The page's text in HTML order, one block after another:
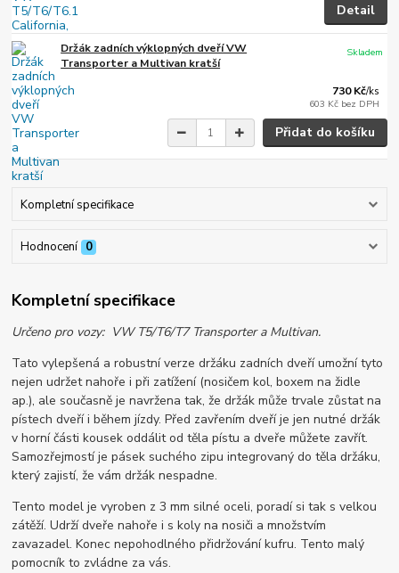
Detail
Držák zadních výklopných dveří VW
Transporter a Multivan kratší
730 Kč/ks
603 Kč bez DPH
Skladem
Přidat do košíku
Kompletní specifikace
Hodnocení 0
Kompletní specifikace
Určeno pro vozy: VW T5/T6/T7 Transporter a Multivan.
Tato vylepšená a robustní verze držáku zadních dveří umožní tyto
nejen udržet nahoře i při zatížení (nosičem kol, boxem na židle
ap.), ale současně je navržena tak, že držák může trvale zůstat na
pístech dveří i během jízdy. Před zavřením dveří je jen nutné držák
v horní části kousek oddálit od těla pístu a dveře můžete zavřít.
Samozřejmostí je pásek suchého zipu integrovaný do těla držáku,
který zajistí, že vám držák nespadne.
Tento model je vyroben z 3 mm silné oceli, poradí si tak s velkou
zátěží. Udrží dveře nahoře i s koly na nosiči a množstvím
zavazadel. Konec nepohodlného přidržování kufru. Tento malý
pomocník to zvládne za vás.